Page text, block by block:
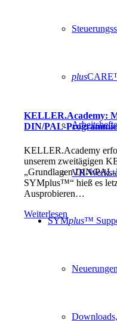
plus
VR-
SYMplus™
KELLER.Academy:
DIN/PAL-
KELLER.Academy
unserem zweitägigen
„Grundlagen DIN/
SYMplus™“ hieß es
Ausprobieren…
Weiterlesen